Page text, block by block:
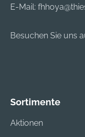
E-Mail:
Besuchen Sie uns
Sortimente
Aktionen